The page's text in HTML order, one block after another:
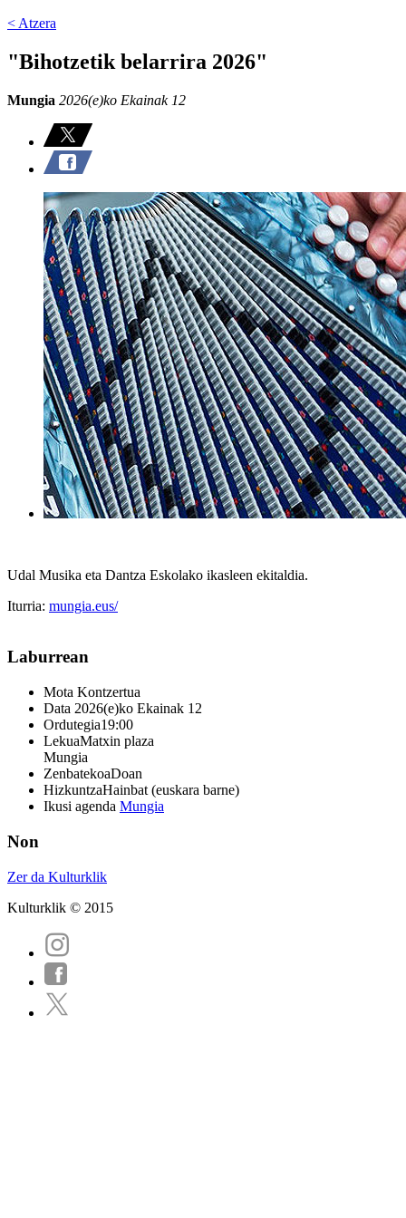
< Atzera
"Bihotzetik belarrira 2026"
Mungia 2026(e)ko Ekainak 12
Udal Musika eta Dantza Eskolako ikasleen ekitaldia.
Iturria: mungia.eus/
Laburrean
Mota Kontzertua
Data 2026(e)ko Ekainak 12
Ordutegia19:00
LekuaMatxin plaza
Mungia
ZenbatekoaDoan
HizkuntzaHainbat (euskara barne)
Ikusi agenda Mungia
Non
Zer da Kulturklik
Kulturklik © 2015